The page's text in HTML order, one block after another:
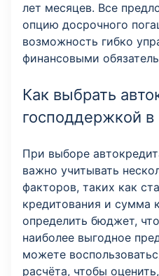
лет месяцев. Все
опцию досрочного
возможность гибко
финансовыми
Как выбрать
господдержкой в
При выборе
важно учитывать
факторов, таких как
кредитования и сумма
определить бюджет,
наиболее выгодное
можете
расчёта, чтобы